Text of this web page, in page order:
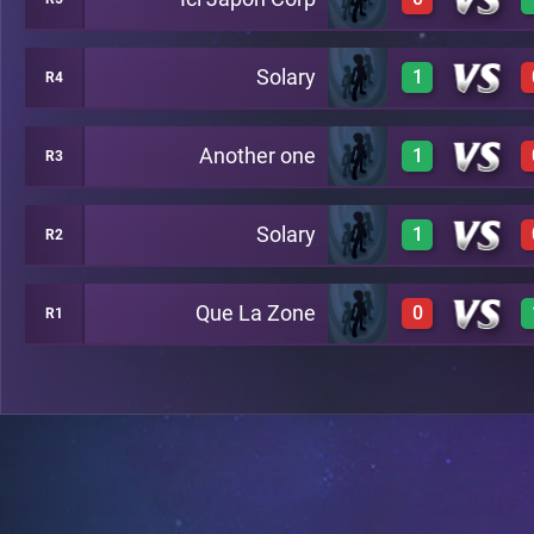
3 C43
0 C45
R4 Solary 1
3 C39
R3 Another one 1
3 C19
R2 Solary 1
3 C14
R1 Que La Zone 0